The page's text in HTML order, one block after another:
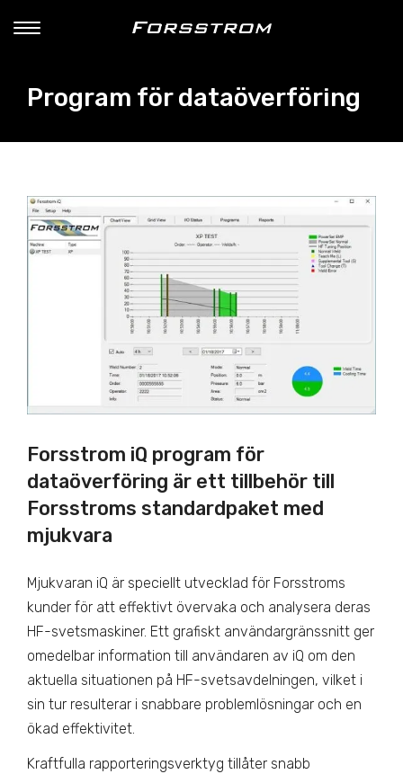
Program för dataöverföring
Forsstrom iQ program för
dataöverföring är ett tillbehör till
Forsstroms standardpaket med
mjukvara
Mjukvaran iQ är speciellt utvecklad för Forsstroms
kunder för att effektivt övervaka och analysera deras
HF-svetsmaskiner. Ett grafiskt användargränssnitt ger
omedelbar information till användaren av iQ om den
aktuella situationen på HF-svetsavdelningen, vilket i
sin tur resulterar i snabbare problemlösningar och en
ökad effektivitet.
Kraftfulla rapporteringsverktyg tillåter snabb